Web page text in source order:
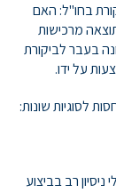
בחו"ל: האם
מרכישות
בעבר לביקורת
על ידו.
לסוגיות שונות:
רב בביצוע